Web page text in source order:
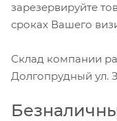
зарезервируйте
сроках Вашего
Склад компании
Долгопрудный ул.